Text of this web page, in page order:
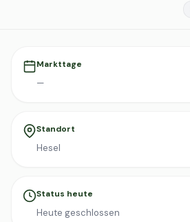
Markttage
—
Standort
Hesel
Status heute
Heute geschlossen